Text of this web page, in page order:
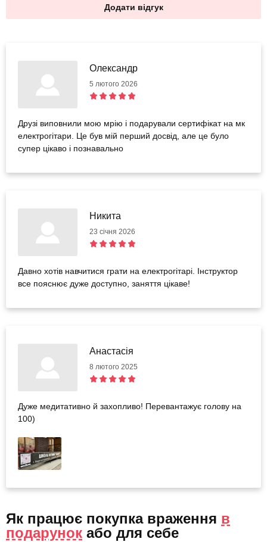
Додати відгук
Олександр
5 лютого 2026
Друзі виповнили мою мрію і подарували сертифікат на мк
електрогітари. Це був мій перший досвід, але це було
супер цікаво і познавально
Никита
23 січня 2026
Давно хотів навчитися грати на електрогітарі. Інструктор
все пояснює дуже доступно, заняття цікаве!
Анастасія
8 лютого 2025
Дуже медитативно й захопливо! Перевантажує голову на
100)
Як працює покупка враження в
подарунок або для себе